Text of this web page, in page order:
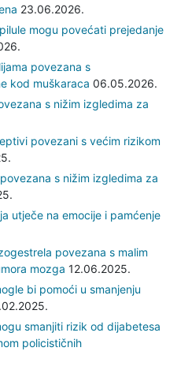
23.06.2026.
mogu povećati prejedanje
povezana s
kod muškaraca 06.05.2026.
s nižim izgledima za
povezani s većim rizikom
s nižim izgledima za
utječe na emocije i pamćenje
povezana s malim
mozga 12.06.2025.
bi pomoći u smanjenju
smanjiti rizik od dijabetesa
policističnih